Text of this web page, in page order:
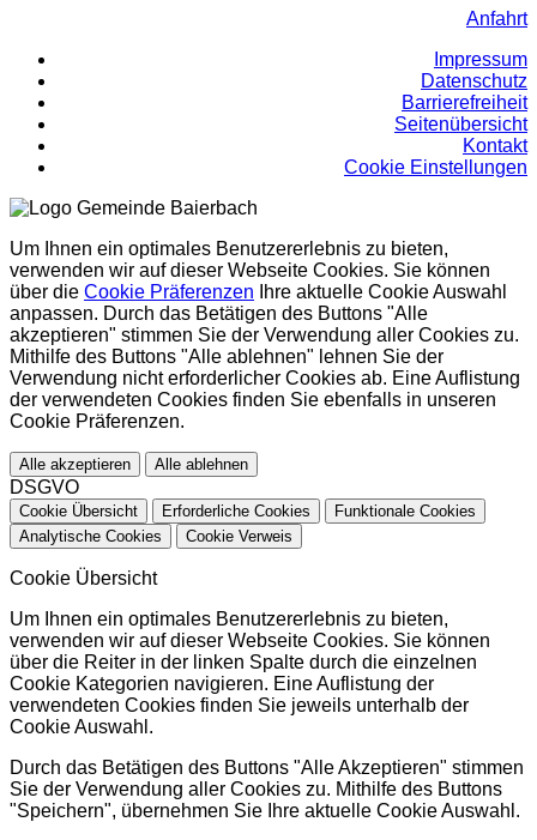
Anfahrt
Impressum
Datenschutz
Barrierefreiheit
Seitenübersicht
Kontakt
Cookie Einstellungen
Um Ihnen ein optimales Benutzererlebnis zu bieten,
verwenden wir auf dieser Webseite Cookies. Sie können
über die Cookie Präferenzen Ihre aktuelle Cookie Auswahl
anpassen. Durch das Betätigen des Buttons "Alle
akzeptieren" stimmen Sie der Verwendung aller Cookies zu.
Mithilfe des Buttons "Alle ablehnen" lehnen Sie der
Verwendung nicht erforderlicher Cookies ab. Eine Auflistung
der verwendeten Cookies finden Sie ebenfalls in unseren
Cookie Präferenzen.
Alle akzeptieren Alle ablehnen
DSGVO
Cookie Übersicht Erforderliche Cookies
Funktionale Cookies
Analytische Cookies
Cookie Verweis
Cookie Übersicht
Um Ihnen ein optimales Benutzererlebnis zu bieten,
verwenden wir auf dieser Webseite Cookies. Sie können
über die Reiter in der linken Spalte durch die einzelnen
Cookie Kategorien navigieren. Eine Auflistung der
verwendeten Cookies finden Sie jeweils unterhalb der
Cookie Auswahl.
Durch das Betätigen des Buttons "Alle Akzeptieren" stimmen
Sie der Verwendung aller Cookies zu. Mithilfe des Buttons
"Speichern", übernehmen Sie Ihre aktuelle Cookie Auswahl.